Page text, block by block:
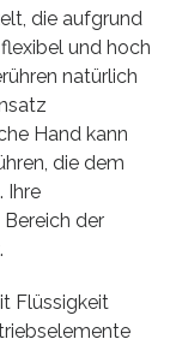
die aufgrund
und hoch
natürlich
Hand kann
die dem
Ihre
der
Flüssigkeit